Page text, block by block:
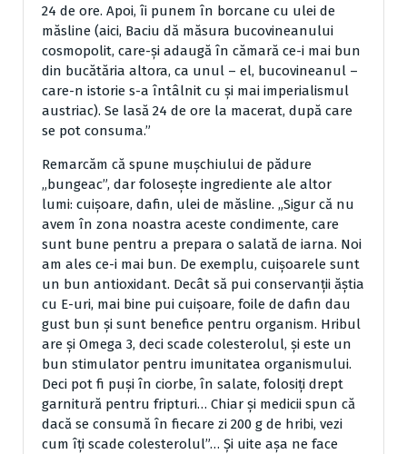
24 de ore. Apoi, îi punem în borcane cu ulei de
măsline (aici, Baciu dă măsura bucovineanului
cosmopolit, care-şi adaugă în cămară ce-i mai bun
din bucătăria altora, ca unul – el, bucovineanul –
care-n istorie s-a întâlnit cu şi mai imperialismul
austriac). Se lasă 24 de ore la macerat, după care
se pot consuma.”
Remarcăm că spune muşchiului de pădure
„bungeac”, dar foloseşte ingrediente ale altor
lumi: cuişoare, dafin, ulei de măsline. „Sigur că nu
avem în zona noastra aceste condimente, care
sunt bune pentru a prepara o salată de iarna. Noi
am ales ce-i mai bun. De exemplu, cuişoarele sunt
un bun antioxidant. Decât să pui conservanţii ăştia
cu E-uri, mai bine pui cuişoare, foile de dafin dau
gust bun şi sunt benefice pentru organism. Hribul
are şi Omega 3, deci scade colesterolul, şi este un
bun stimulator pentru imunitatea organismului.
Deci pot fi puşi în ciorbe, în salate, folosiţi drept
garnitură pentru fripturi… Chiar şi medicii spun că
dacă se consumă în fiecare zi 200 g de hribi, vezi
cum îţi scade colesterolul”… Şi uite aşa ne face